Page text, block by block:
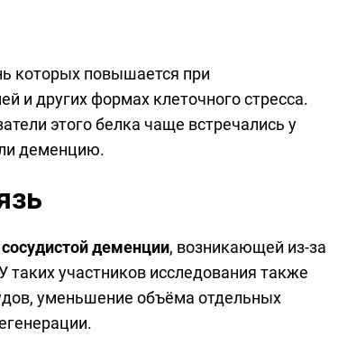
которых повышается при
и других формах клеточного стресса.
этого белка чаще встречались у
деменцию.
сосудистой деменции, возникающей из-за
участников исследования также
уменьшение объёма отдельных